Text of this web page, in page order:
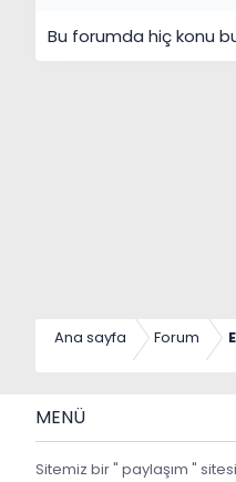
Bu forumda hiç konu
Ana sayfa Forum
MENÜ
Sitemiz bir " paylaşım "